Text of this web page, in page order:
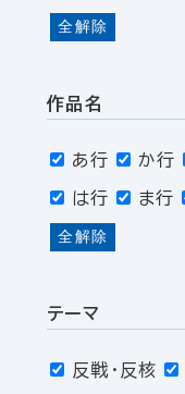
全解除
作品名
あ行 か行
は行 ま行
全解除
テーマ
反戦・反核